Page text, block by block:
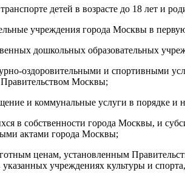
детей в возрасте до 18 лет и
учреждения города Москвы в
дошкольных образовательных
оздоровительными и спортивными
Правительством Москвы;
и коммунальные услуги в порядке и
в собственности города Москвы, и
актами города Москвы;
ценам, установленным
учреждениях культуры и